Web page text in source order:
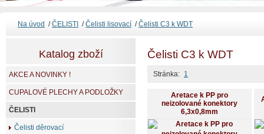
Čelisti C3 k WDT
Stránka: 1
Aretace k PP pro
neizolované konektory
6,3x0,8mm
Katalog zboží
AKCE A NOVINKY !
CUPALOVÉ PLECHY A PODLOŽKY
ČELISTI
Čelisti děrovací
Na úvod /ČELISTI /Čelisti lisovací /Čelisti C3 k WDT